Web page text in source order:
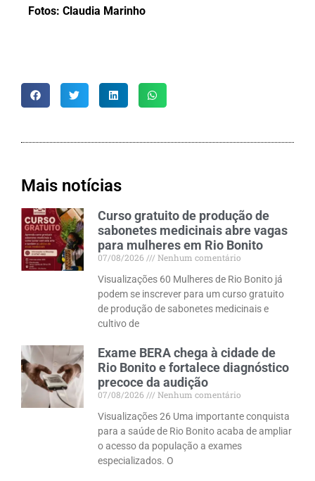
Fotos: Claudia Marinho
Mais notícias
Curso gratuito de produção de
sabonetes medicinais abre vagas
para mulheres em Rio Bonito
07/08/2026
Nenhum comentário
Visualizações 60 Mulheres de Rio Bonito já
podem se inscrever para um curso gratuito
de produção de sabonetes medicinais e
cultivo de
Exame BERA chega à cidade de
Rio Bonito e fortalece diagnóstico
precoce da audição
07/08/2026
Nenhum comentário
Visualizações 26 Uma importante conquista
para a saúde de Rio Bonito acaba de ampliar
o acesso da população a exames
especializados. O